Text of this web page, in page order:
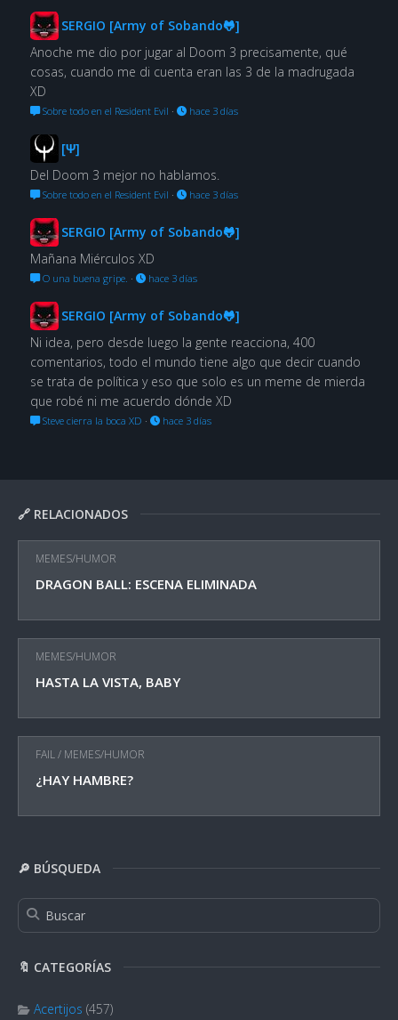
🔗 RELACIONADOS
MEMES/HUMOR
DRAGON BALL: ESCENA ELIMINADA
MEMES/HUMOR
HASTA LA VISTA, BABY
FAIL/ MEMES/HUMOR
¿HAY HAMBRE?
🔎 BÚSQUEDA
🔖 CATEGORÍAS
Acertijos (457)
SERGIO [Army of Sobando🐸]
Anoche me dio por jugar al Doom 3 precisamente, qué
cosas, cuando me di cuenta eran las 3 de la madrugada
XD
Sobre todo en el Resident Evil · hace 3 días
[Ψ]
Del Doom 3 mejor no hablamos.
Sobre todo en el Resident Evil · hace 3 días
SERGIO [Army of Sobando🐸]
Mañana Miérculos XD
O una buena gripe. · hace 3 días
SERGIO [Army of Sobando🐸]
Ni idea, pero desde luego la gente reacciona, 400
comentarios, todo el mundo tiene algo que decir cuando
se trata de política y eso que solo es un meme de mierda
que robé ni me acuerdo dónde XD
Steve cierra la boca XD · hace 3 días